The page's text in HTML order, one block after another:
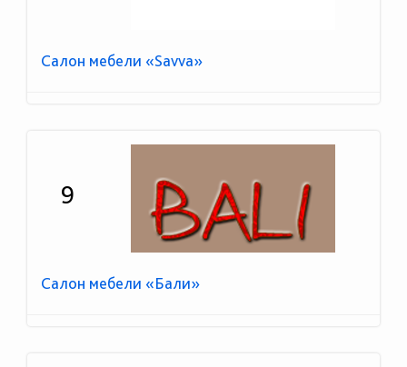
Салон мебели «Savva»
9
Салон мебели «Бали»